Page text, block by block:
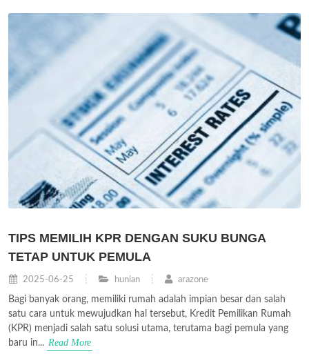
TIPS MEMILIH KPR DENGAN SUKU BUNGA
TETAP UNTUK PEMULA
2025-06-25 hunian arazone
Bagi banyak orang, memiliki rumah adalah impian besar dan salah
satu cara untuk mewujudkan hal tersebut, Kredit Pemilikan Rumah
(KPR) menjadi salah satu solusi utama, terutama bagi pemula yang
baru in... Read More